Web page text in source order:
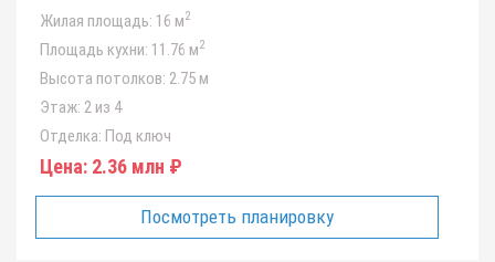
Жилая площадь: 16 м2
Площадь кухни: 11.76 м2
Высота потолков: 2.75 м
Этаж: 2 из 4
Отделка: Под ключ
Цена: 2.36 млн ₽
Посмотреть планировку